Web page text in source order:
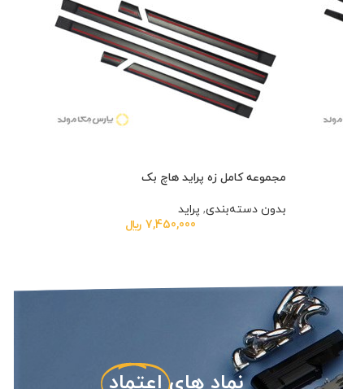
مجموعه کامل زه پراید هاچ بک
بدون دسته‌بندی, پراید
7,450,000 ﷼
نماد هایاعتماد